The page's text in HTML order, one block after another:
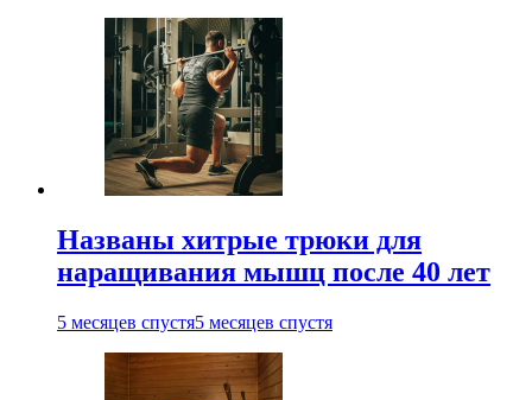
Названы хитрые трюки для
наращивания мышц после 40 лет
5 месяцев спустя5 месяцев спустя